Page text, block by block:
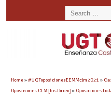
Home»#UGToposicionesEEMMclm2021»
Oposiciones CLM [histórico] » Oposiciones